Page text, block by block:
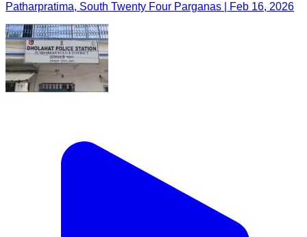
Patharpratima, South Twenty Four Parganas | Feb 16, 2026